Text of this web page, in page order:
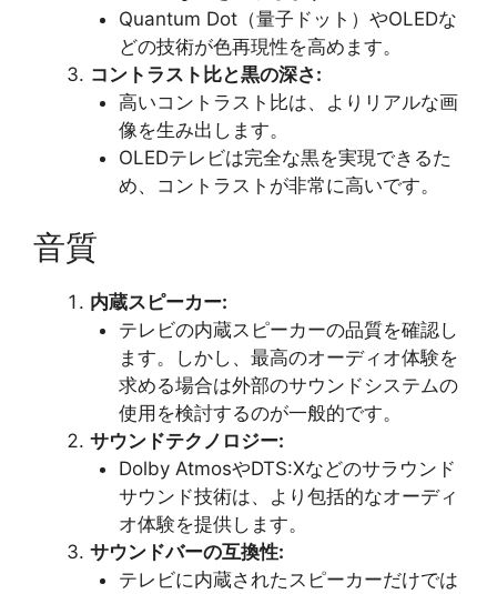
Quantum Dot（量子ドット）やOLEDな
どの技術が色再現性を高めます。
コントラスト比と黒の深さ:
高いコントラスト比は、よりリアルな画
像を生み出します。
OLEDテレビは完全な黒を実現できるた
め、コントラストが非常に高いです。
音質
内蔵スピーカー:
テレビの内蔵スピーカーの品質を確認し
ます。しかし、最高のオーディオ体験を
求める場合は外部のサウンドシステムの
使用を検討するのが一般的です。
サウンドテクノロジー:
Dolby AtmosやDTS:Xなどのサラウンド
サウンド技術は、より包括的なオーディ
オ体験を提供します。
サウンドバーの互換性:
テレビに内蔵されたスピーカーだけでは